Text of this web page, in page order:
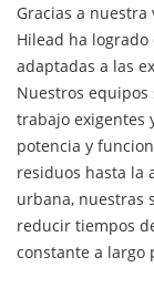
Gracias a
Hilead ha
adaptadas a las
Nuestros equipos
trabajo exigentes
potencia y
residuos hasta la
urbana, nuestras
reducir tiempos
constante a largo